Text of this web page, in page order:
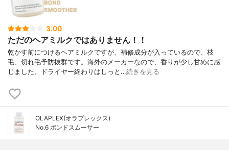
3.00
ただのヘアミルクではありません！！
乾かす前につけるヘアミルクですが、補修成分が入っているので、枝
毛、切れ毛予防抜群です。海外のメーカーなので、香りが少し甘めに感
じました。ドライヤー終わりはしっと…続きを見る
OLAPLEX(オラプレックス)
No.6 ボンドスムーサー